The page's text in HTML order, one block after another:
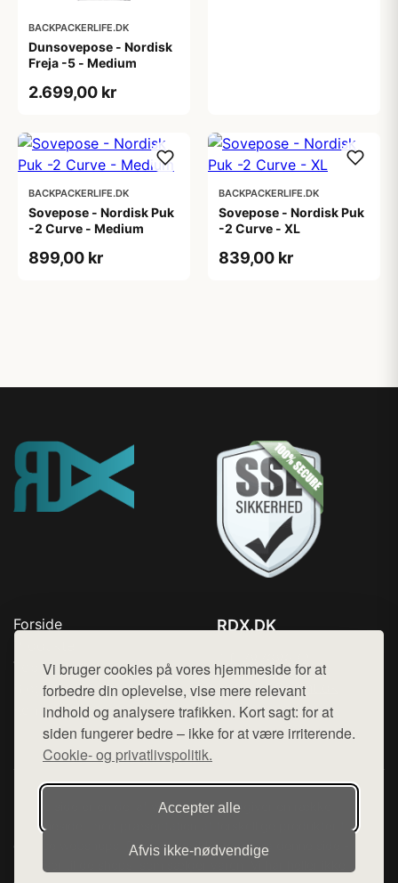
Vi bruger cookies på vores hjemmeside for at
forbedre din oplevelse, vise mere relevant
indhold og analysere trafikken. Kort sagt: for at
siden fungerer bedre – ikke for at være irriterende.
Cookie- og privatlivspolitik.
Accepter alle
Afvis ikke‑nødvendige
BACKPACKERLIFE.DK
Dunsovepose - Nordisk
Freja -5 - Medium
2.699,00 kr
BACKPACKERLIFE.DK
Sovepose - Nordisk Puk
-2 Curve - Medium
899,00 kr
BACKPACKERLIFE.DK
Sovepose - Nordisk Puk
-2 Curve - XL
839,00 kr
Forside
Top Rabatter
Blog
Kontakt
RDX.DK
Mail: hej@want.dk
Cookie- og privatlivspolitik
Denne side er en del af want.dk, der udgiver en række
hjemmesider med præsentation af forskellige produkter fra
diverse webshops. Der sælges ikke varer fra denne side - vi
henviser til de shops, som sælger varen. Vi har heller ikke